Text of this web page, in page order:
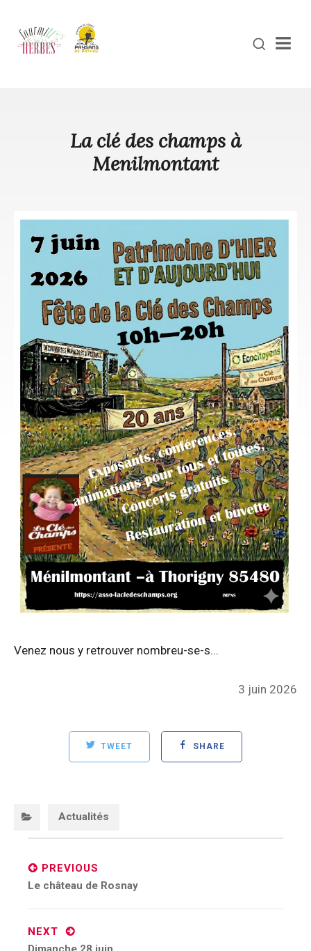
La clé des champs à
Menilmontant
Venez nous y retrouver nombreu-se-s...
Posted
3 juin 2026
TWEET SHARE
Actualités
navigation
PREVIOUS
Previous
Le château de Rosnay
NEXT